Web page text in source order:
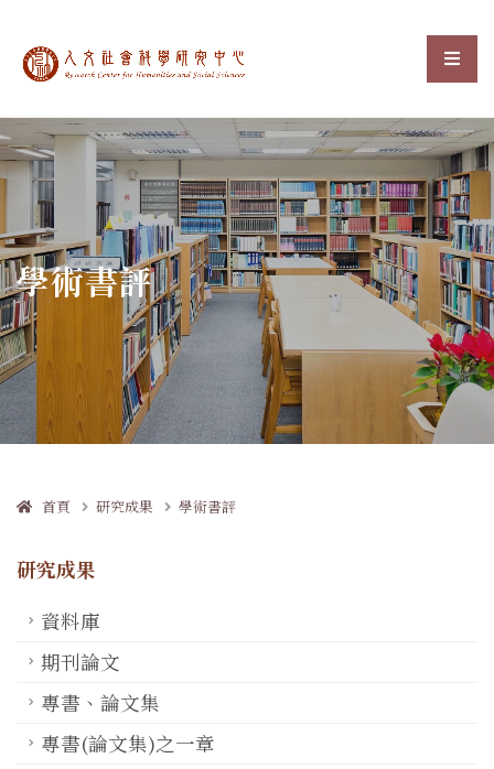
中央研究院人文社會科選
:::
學術書評
首頁 研究成果 學術書評
研究成果
資料庫
期刊論文
專書、論文集
專書(論文集)之一章